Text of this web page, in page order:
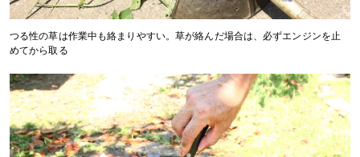
つる性の草は作業中も絡まりやすい。草が絡んだ場合は、必ずエンジンを止
めてから取る